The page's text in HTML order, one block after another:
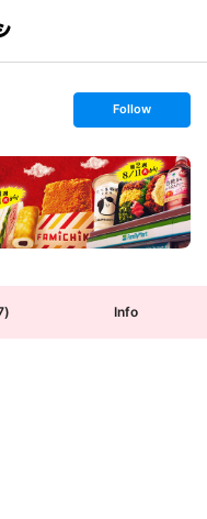
s
t
o
l
l
o
w
Follow
) Info